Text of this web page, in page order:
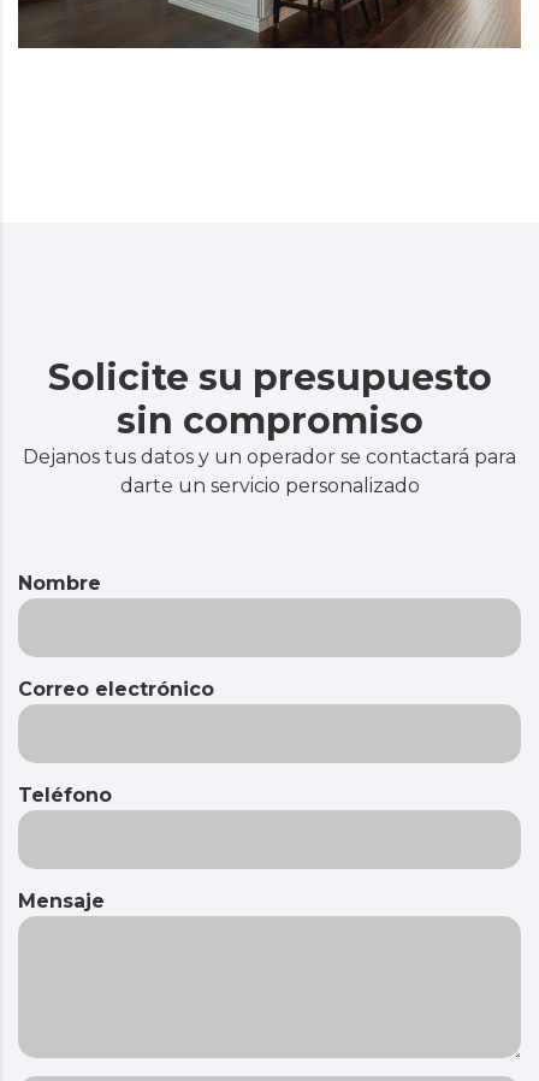
Solicite su presupuesto
sin compromiso
Dejanos tus datos y un operador se contactará para
darte un servicio personalizado
Nombre
Correo electrónico
Teléfono
Mensaje